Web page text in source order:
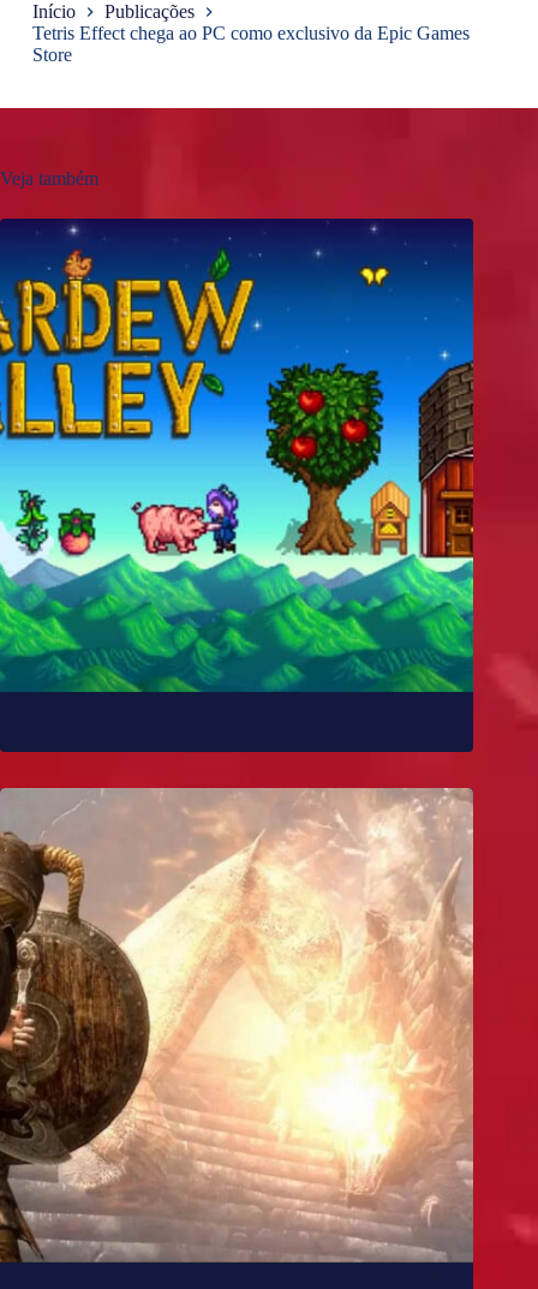
Início
Publicações
Tetris Effect chega ao PC como exclusivo da Epic Games
Store
Veja também